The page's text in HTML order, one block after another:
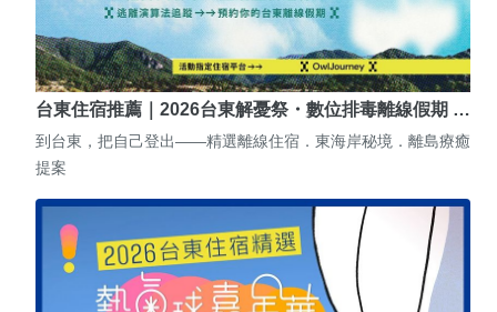
台東住宿推薦｜2026台東解憂祭・數位排毒離線假期 …
到台東，把自己登出——精選離線住宿．東海岸秘境．離島療癒
提案